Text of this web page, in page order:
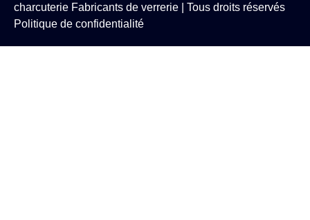
charcuterie Fabricants de verrerie
| Tous droits réservés
Politique de confidentialité